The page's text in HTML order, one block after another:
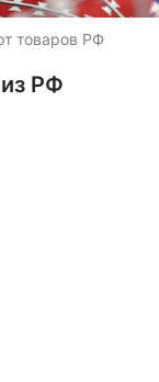
товаров РФ
РФ